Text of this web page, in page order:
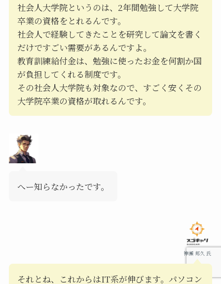
社会人大学院というのは、2年間勉強して大学院
卒業の資格をとれるんです。
社会人で経験してきたことを研究して論文を書く
だけですごい需要があるんですよ。
教育訓練給付金は、勉強に使ったお金を何割か国
が負担してくれる制度です。
その社会人大学院も対象なので、すごく安くその
大学院卒業の資格が取れるんです。
へー知らなかったです。
神瀬 邦久 氏
それとね、これからはIT系が伸びます。パソコン